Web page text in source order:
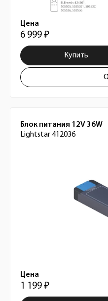
Цена
6 999 ₽
Купить
Блок питания 12V 36W
Lightstar 412036
Цена
1 199 ₽